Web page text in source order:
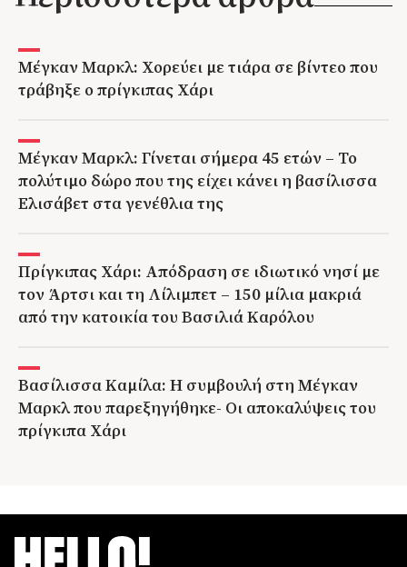
Μέγκαν Μαρκλ: Χορεύει με τιάρα σε βίντεο που
τράβηξε ο πρίγκιπας Χάρι
Μέγκαν Μαρκλ: Γίνεται σήμερα 45 ετών – Το
πολύτιμο δώρο που της είχει κάνει η βασίλισσα
Ελισάβετ στα γενέθλια της
Πρίγκιπας Χάρι: Απόδραση σε ιδιωτικό νησί με
τον Άρτσι και τη Λίλιμπετ – 150 μίλια μακριά
από την κατοικία του Βασιλιά Καρόλου
Βασίλισσα Καμίλα: H συμβουλή στη Μέγκαν
Μαρκλ που παρεξηγήθηκε- Οι αποκαλύψεις του
πρίγκιπα Χάρι